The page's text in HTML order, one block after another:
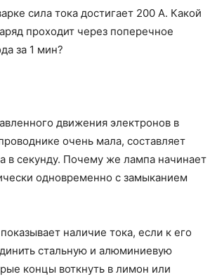
сила тока достигает 200 А. Какой
проходит через поперечное
за 1 мин?
движения электронов в
очень мала, составляет
в секунду. Почему же лампа начинает
одновременно с замыка­нием
наличие тока, если к его
стальную и алюминиевую
концы во­ткнуть в лимон или